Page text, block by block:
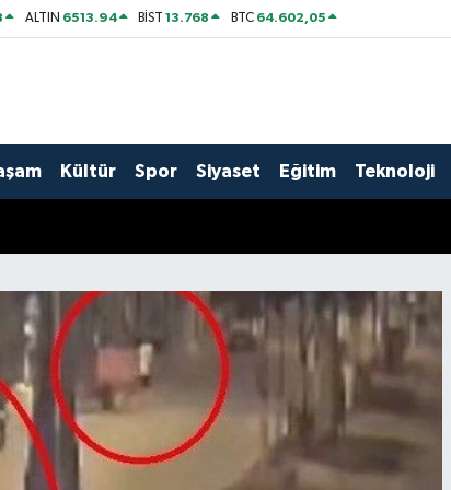
ALTIN 6513.94 BİST13.768 BTC 64.602,05
Kültür Spor Siyaset Eğitim Teknoloji